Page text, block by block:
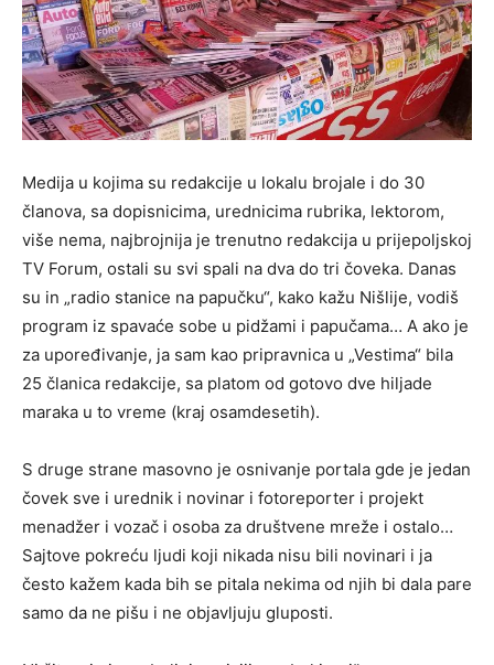
Medija u kojima su redakcije u lokalu brojale i do 30
članova, sa dopisnicima, urednicima rubrika, lektorom,
više nema, najbrojnija je trenutno redakcija u prijepoljskoj
TV Forum, ostali su svi spali na dva do tri čoveka. Danas
su in „radio stanice na papučku“, kako kažu Nišlije, vodiš
program iz spavaće sobe u pidžami i papučama… A ako je
za upoređivanje, ja sam kao pripravnica u „Vestima“ bila
25 članica redakcije, sa platom od gotovo dve hiljade
maraka u to vreme (kraj osamdesetih).
S druge strane masovno je osnivanje portala gde je jedan
čovek sve i urednik i novinar i fotoreporter i projekt
menadžer i vozač i osoba za društvene mreže i ostalo…
Sajtove pokreću ljudi koji nikada nisu bili novinari i ja
često kažem kada bih se pitala nekima od njih bi dala pare
samo da ne pišu i ne objavljuju gluposti.